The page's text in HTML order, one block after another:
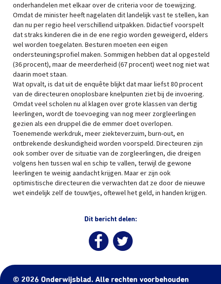
onderhandelen met elkaar over de criteria voor de toewijzing.
Omdat de minister heeft nagelaten dit landelijk vast te stellen, kan
dan nu per regio heel verschillend uitpakken. Didactief voorspelt
dat straks kinderen die in de ene regio worden geweigerd, elders
wel worden toegelaten. Besturen moeten een eigen
ondersteuningsprofiel maken. Sommigen hebben dat al opgesteld
(36 procent), maar de meerderheid (67 procent) weet nog niet wat
daarin moet staan.
Wat opvalt, is dat uit de enquête blijkt dat maar liefst 80 procent
van de directeuren onoplosbare knelpunten ziet bij de invoering.
Omdat veel scholen nu al klagen over grote klassen van dertig
leerlingen, wordt de toevoeging van nog meer zorgleerlingen
gezien als een druppel die de emmer doet overlopen.
Toenemende werkdruk, meer ziekteverzuim, burn-out, en
ontbrekende deskundigheid worden voorspeld. Directeuren zijn
ook somber over de situatie van de zorgleerlingen, die dreigen
volgens hen tussen wal en schip te vallen, terwijl de gewone
leerlingen te weinig aandacht krijgen. Maar er zijn ook
optimistische directeuren die verwachten dat ze door de nieuwe
wet eindelijk zelf de touwtjes, oftewel het geld, in handen krijgen.
Dit bericht delen:
© 2026 Onderwijsblad. Alle rechten voorbehouden